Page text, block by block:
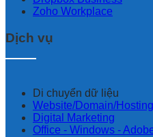
Zoho Workplace
Dịch vụ
Di chuyển dữ liệu
Website/Domain/Hosting
Digital Marketing
Office - Windows -